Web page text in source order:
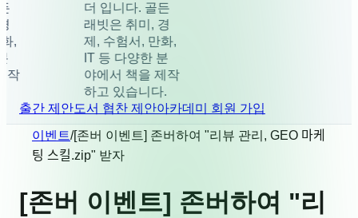
더 입니다. 골든
래빗은 취미, 경
제, 수험서, 만화,
IT 등 다양한 분
야에서 책을 제작
하고 있습니다.
출간 제안도서 협찬 제안아카데미 회원 가입
이벤트/[존버 이벤트] 존버하여 "리뷰 관리, GEO 마케
팅 스킬.zip" 받자
[존버 이벤트] 존버하여 "리